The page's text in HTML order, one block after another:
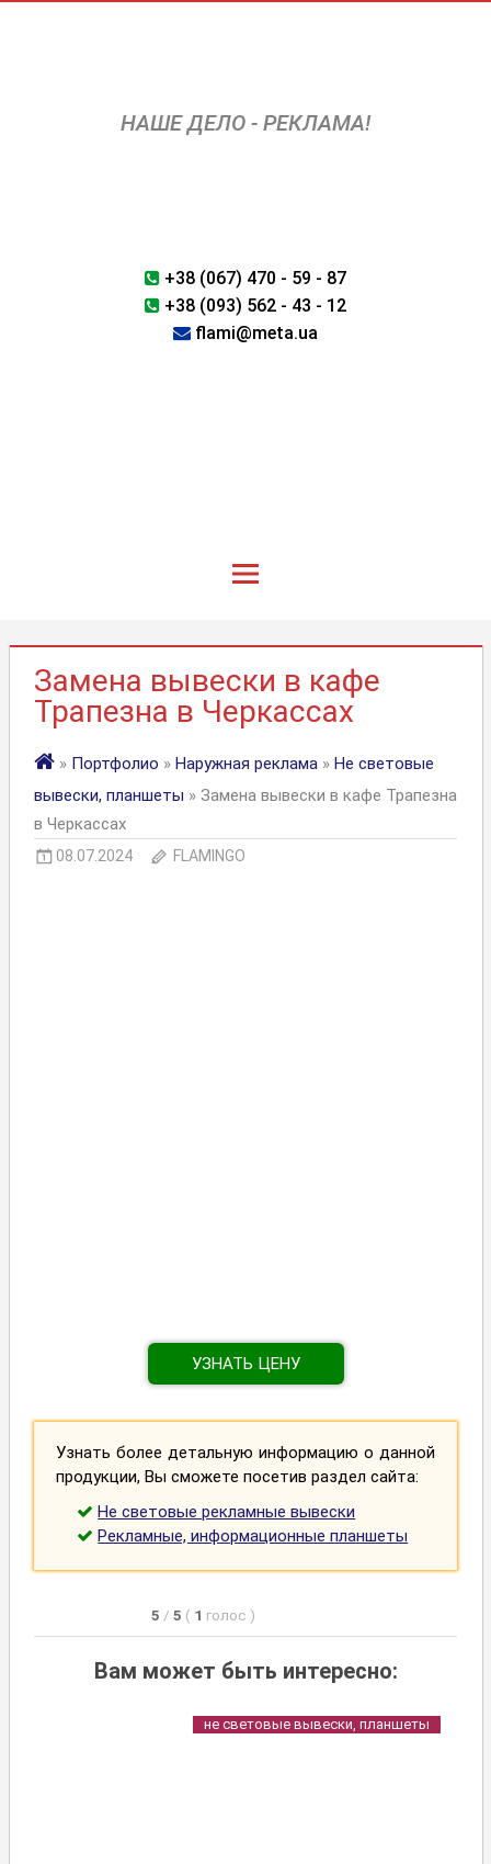
НАШЕ ДЕЛО - РЕКЛАМА!
+38 (067) 470 - 59 - 87
+38 (093) 562 - 43 - 12
flami@meta.ua
Замена вывески в кафе
Трапезна в Черкассах
» Портфолио » Наружная реклама » Не световые
вывески, планшеты » Замена вывески в кафе Трапезна
в Черкассах
08.07.2024 FLAMINGO
УЗНАТЬ ЦЕНУ
Узнать более детальную информацию о данной
продукции, Вы сможете посетив раздел сайта:
Не световые рекламные вывески
Рекламные, информационные планшеты
5 / 5 ( 1 голос )
Вам может быть интересно:
не световые вывески, планшеты